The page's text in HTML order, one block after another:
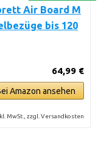
Air Board M
bis 120
64,99 €
Amazon ansehen
MwSt., zzgl. Versandkosten